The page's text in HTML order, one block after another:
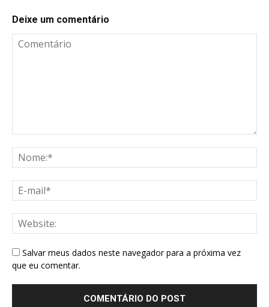
Deixe um comentário
Salvar meus dados neste navegador para a próxima vez
que eu comentar.